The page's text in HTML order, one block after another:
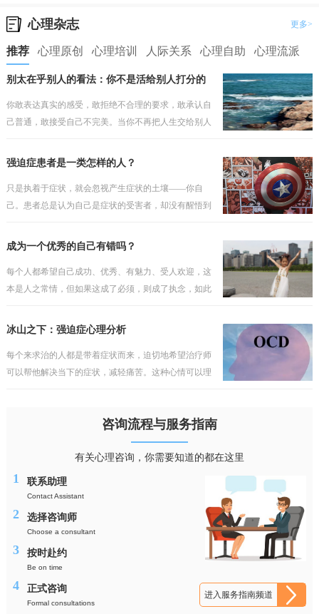
心理杂志 更多>
推荐 心理原创 心理培训 人际关系 心理自助 心理流派
别太在乎别人的看法：你不是活给别人打分的
你敢表达真实的感受，敢拒绝不合理的要求，敢承认自
己普通，敢接受自己不完美。当你不再把人生交给别人
强迫症患者是一类怎样的人？
只是执着于症状，就会忽视产生症状的土壤——你自
己。患者总是认为自己是症状的受害者，却没有醒悟到
会如此轻易地被打破。他往往会埋怨某些人或事，认为
成为一个优秀的自己有错吗？
每个人都希望自己成功、优秀、有魅力、受人欢迎，这
本是人之常情，但如果这成了必须，则成了执念，如此
过陷入其中的人依然会把执念当成理想，当成纯真的追
冰山之下：强迫症心理分析
每个来求治的人都是带着症状而来，迫切地希望治疗师
可以帮他解决当下的症状，减轻痛苦。这种心情可以理
咨询流程与服务指南
有关心理咨询，你需要知道的都在这里
进入服务指南频道
1 联系助理
Contact Assistant
2 选择咨询师
Choose a consultant
3 按时赴约
Be on time
4 正式咨询
Formal consultations